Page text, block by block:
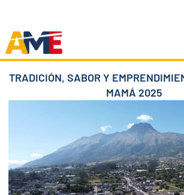
contenido
TRADICIÓN, SABOR Y
MAMÁ 2025